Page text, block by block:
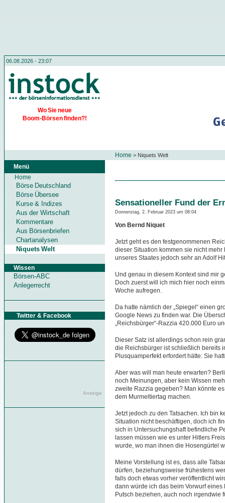
06.08.2026 - 23:07
Wo Sie neue
Boom-Börsen finden?!
Home > Niquets Welt
Menü
Home
Börse Deutschland
Börse Übersee
Kurse & Indizes
Aus der Wirtschaft
Kommentare
Aus Börsenbriefen
Chartanalysen
Niquets Welt
Wissen
Börsen-ABC
Anlegerrecht
Twitter & Facebook
Anzeige
Sensationeller Fund der
Donnerstag, 2. Februar 2023 um 08:04
Von Bernd Niquet
Jetzt geht es den festgenommenen
dieser Situation kommen sie nicht
unseres Staates jedoch sehr an Adolf
Und genau in diesem Kontext sind mir
Doch zuerst will ich mich hier noch
Woche aufregen.
Da hatte nämlich der „Spiegel“ einen
Google News zu finden war. Die
„Reichsbürger“-Razzia 420.000 Euro
Dieser Satz ist allerdings schon rein
die Reichsbürger ist schließlich bereits
Plusquamperfekt erfordert hätte: Sie
Aber was will man heute erwarten?
noch Meinungen, aber kein Wissen
zweite Razzia gegeben? Man könnte
dem Murmeltiertag machen.
Jetzt jedoch zu den Tatsachen. Ich bin
Situation nicht beschäftigen, doch ich
sich in Untersuchungshaft befindliche
lassen müssen wie es unter Hitlers
wurde, wo man ihnen die Hosengürtel
Meine Vorstellung ist es, dass alle
dürfen, beziehungsweise frühestens
falls doch etwas vorher veröffentlicht
dann würde ich das beim Vorwurf
Putsch beziehen, auch noch irgendwie